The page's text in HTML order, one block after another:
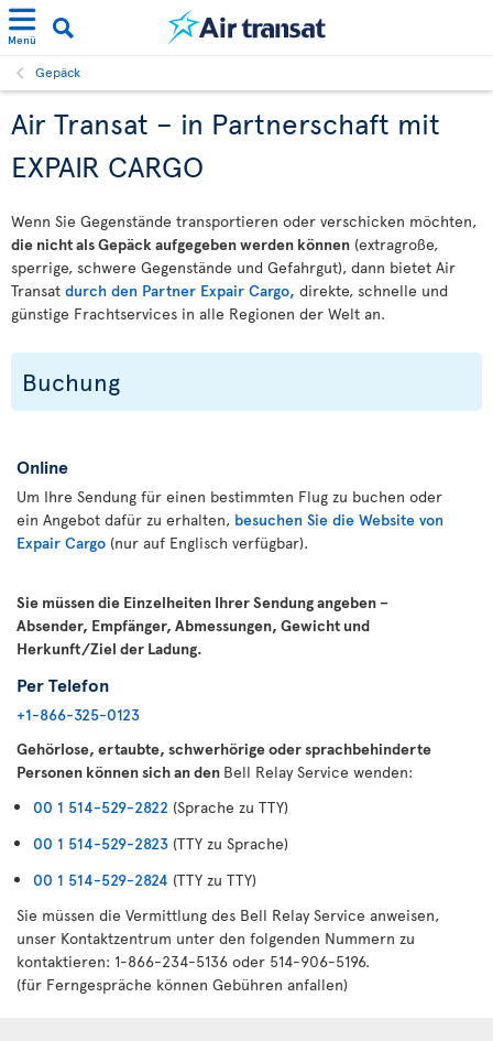
Menü
Gepäck
Air Transat – in Partnerschaft mit
EXPAIR CARGO
Wenn Sie Gegenstände transportieren oder verschicken möchten,
die nicht als Gepäck aufgegeben werden können (extragroße,
sperrige, schwere Gegenstände und Gefahrgut), dann bietet Air
Transat durch den Partner Expair Cargo, direkte, schnelle und
günstige Frachtservices in alle Regionen der Welt an.
Buchung
Online
Um Ihre Sendung für einen bestimmten Flug zu buchen oder
ein Angebot dafür zu erhalten, besuchen Sie die Website von
Expair Cargo (nur auf Englisch verfügbar).
Sie müssen die Einzelheiten Ihrer Sendung angeben –
Absender, Empfänger, Abmessungen, Gewicht und
Herkunft/Ziel der Ladung.
Per Telefon
+1-866-325-0123
Gehörlose, ertaubte, schwerhörige oder sprachbehinderte
Personen können sich an den Bell Relay Service wenden:
00 1 514-529-2822 (Sprache zu TTY)
00 1 514-529-2823 (TTY zu Sprache)
00 1 514-529-2824 (TTY zu TTY)
Sie müssen die Vermittlung des Bell Relay Service anweisen,
unser Kontaktzentrum unter den folgenden Nummern zu
kontaktieren: 1-866-234-5136 oder 514-906-5196.
(für Ferngespräche können Gebühren anfallen)